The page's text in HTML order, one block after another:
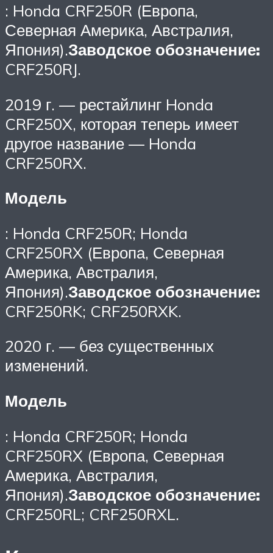
: Honda CRF250R (Европа,
Северная Америка, Австралия,
Япония).Заводское обозначение:
CRF250RJ.
2019 г. — рестайлинг Honda
CRF250X, которая теперь имеет
другое название — Honda
CRF250RX.
Модель
: Honda CRF250R; Honda
CRF250RX (Европа, Северная
Америка, Австралия,
Япония).Заводское обозначение:
CRF250RK; CRF250RXK.
2020 г. — без существенных
изменений.
Модель
: Honda CRF250R; Honda
CRF250RX (Европа, Северная
Америка, Австралия,
Япония).Заводское обозначение:
CRF250RL; CRF250RXL.